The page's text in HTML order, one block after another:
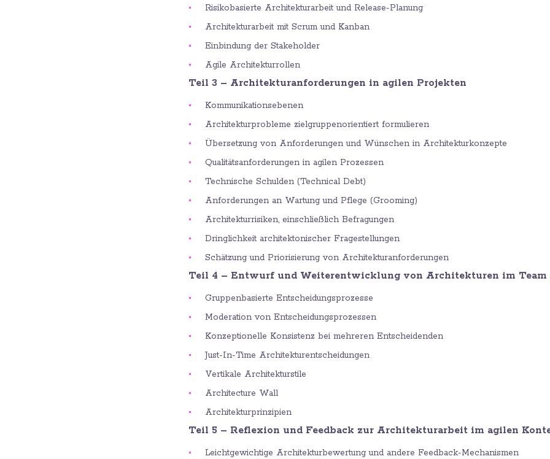
Risikobasierte Architekturarbeit und Release-Planung
Architekturarbeit mit Scrum und Kanban
Einbindung der Stakeholder
Agile Architekturrollen
Teil 3 – Architekturanforderungen in agilen Projekten
Kommunikationsebenen
Architekturprobleme zielgruppenorientiert formulieren
Übersetzung von Anforderungen und Wünschen in Architekturkonzepte
Qualitätsanforderungen in agilen Prozessen
Technische Schulden (Technical Debt)
Anforderungen an Wartung und Pflege (Grooming)
Architekturrisiken, einschließlich Befragungen
Dringlichkeit architektonischer Fragestellungen
Schätzung und Priorisierung von Architekturanforderungen
Teil 4 – Entwurf und Weiterentwicklung von Architekturen im Team
Gruppenbasierte Entscheidungsprozesse
Moderation von Entscheidungsprozessen
Konzeptionelle Konsistenz bei mehreren Entscheidenden
Just-In-Time Architekturentscheidungen
Vertikale Architekturstile
Architecture Wall
Architekturprinzipien
Teil 5 – Reflexion und Feedback zur Architekturarbeit im agilen
Leichtgewichtige Architekturbewertung und andere Feedback-Mechanismen